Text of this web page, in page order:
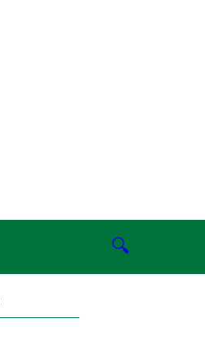
🔍